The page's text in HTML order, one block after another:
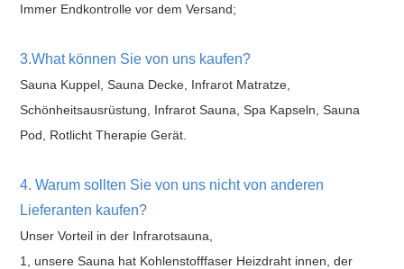
Immer Endkontrolle vor dem Versand;
3.What können Sie von uns kaufen?
Sauna Kuppel, Sauna Decke, Infrarot Matratze,
Schönheitsausrüstung, Infrarot Sauna, Spa Kapseln, Sauna
Pod, Rotlicht Therapie Gerät.
4. Warum sollten Sie von uns nicht von anderen
Lieferanten kaufen?
Unser Vorteil in der Infrarotsauna,
1, unsere Sauna hat Kohlenstofffaser Heizdraht innen, der